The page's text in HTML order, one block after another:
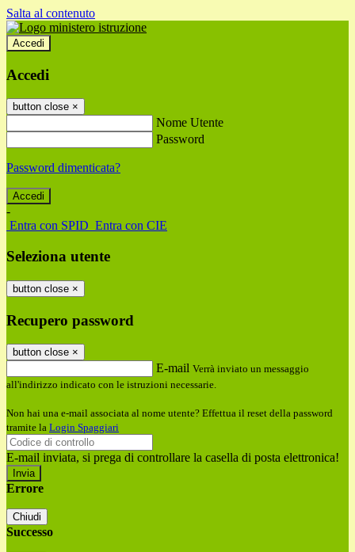
Salta al contenuto
Accedi
Accedi
button close ×
Nome Utente
Password
Password dimenticata?
-
Entra con SPID Entra con CIE
Seleziona utente
button close ×
Recupero password
button close ×
E-mail Verrà inviato un messaggio
all'indirizzo indicato con le istruzioni necessarie.
Non hai una e-mail associata al nome utente? Effettua il reset della password
tramite la Login Spaggiari
E-mail inviata, si prega di controllare la casella di posta elettronica!
Errore
Chiudi
Successo